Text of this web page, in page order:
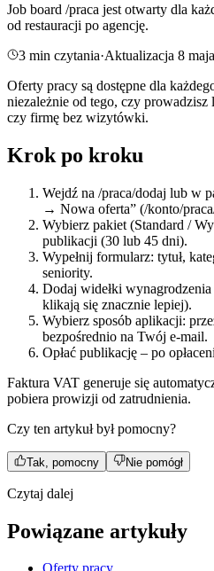
Job board /praca jest otwarty dla
od restauracji po agencję.
3 min czytania·Aktualizacja 8
Oferty pracy są dostępne dla
niezależnie od tego, czy prowadzisz
czy firmę bez wizytówki.
Krok po kroku
Wejdź na /praca/dodaj lub w
→ Nowa oferta” (/konto/
Wybierz pakiet (Standard /
publikacji (30 lub 45 dni).
Wypełnij formularz: tytuł,
seniority.
Dodaj widełki
klikają się znacznie lepiej).
Wybierz sposób aplikacji:
bezpośrednio na Twój e-mail.
Opłać publikację – po
Faktura VAT generuje się
pobiera prowizji od zatrudnienia.
Czy ten artykuł był pomocny?
Tak, pomocny Nie pomógł
Czytaj dalej
Powiązane artykuły